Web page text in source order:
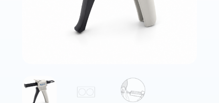
Outillages & consommables
À PROPOS